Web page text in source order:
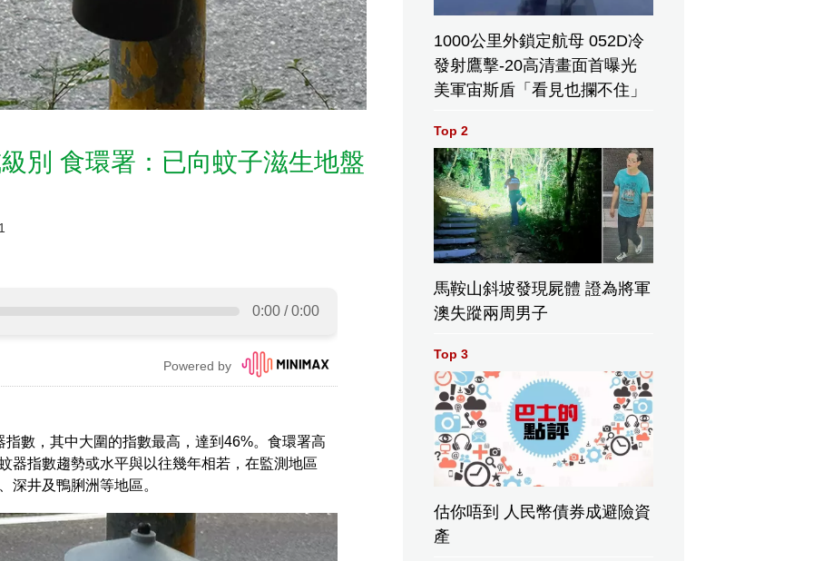
別 食環署：已向蚊子滋生地盤
數，其中大圍的指數最高，達到46%。食環署高
器指數趨勢或水平與以往幾年相若，在監測地區
深井及鴨脷洲等地區。
1000公里外鎖定航母 052D冷
發射鷹擊-20高清畫面首曝光
美軍宙斯盾「看見也攔不住」
Top 2
馬鞍山斜坡發現屍體 證為將軍
澳失蹤兩周男子
Top 3
估你唔到 人民幣債券成避險資
產